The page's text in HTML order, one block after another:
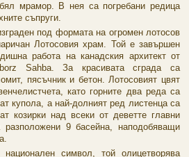
мрамор. В нея са погребани редица
съпруги.
под формата на огромен лотосов
Лотосовия храм. Той е завършен
работа на канадския архитект от
Sahba. За красивата сграда са
пясъчник и бетон. Лотосовият цвят
като горните два реда са
купола, а най-долният ред листенца са
козирки над всеки от деветте главни
9 басейна, наподобяващи
символ, той олицетворява